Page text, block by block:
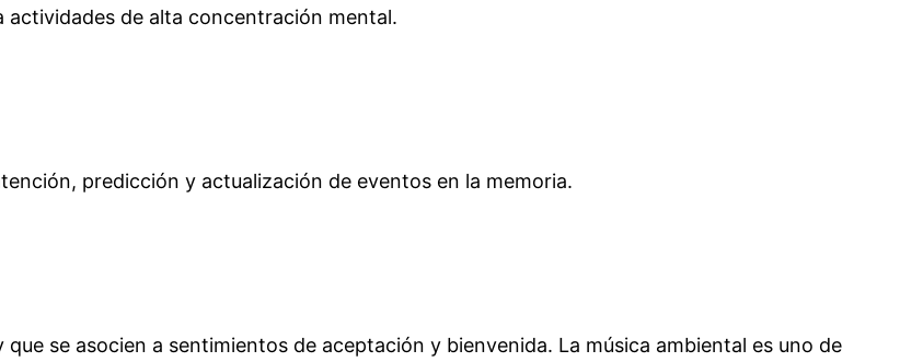
de alta concentración mental.
predicción y actualización de eventos en la memoria.
se asocien a sentimientos de aceptación y bienvenida. La música ambiental es uno de